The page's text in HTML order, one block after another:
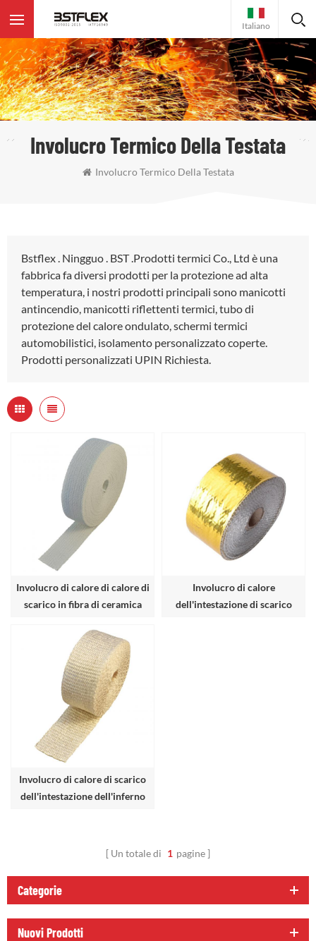
Italiano
Involucro Termico Della Testata
Involucro Termico Della Testata
Bstflex . Ningguo . BST .Prodotti termici Co., Ltd è una
fabbrica fa diversi prodotti per la protezione ad alta
temperatura, i nostri prodotti principali sono manicotti
antincendio, manicotti riflettenti termici, tubo di
protezione del calore ondulato, schermi termici
automobilistici, isolamento personalizzato coperte.
Prodotti personalizzati UPIN Richiesta.
Involucro di calore di calore di
scarico in fibra di ceramica
Involucro di calore
dell'intestazione di scarico
Involucro di calore di scarico
dell'intestazione dell'inferno
Un totale di 1 pagine
Categorie
Nuovi Prodotti